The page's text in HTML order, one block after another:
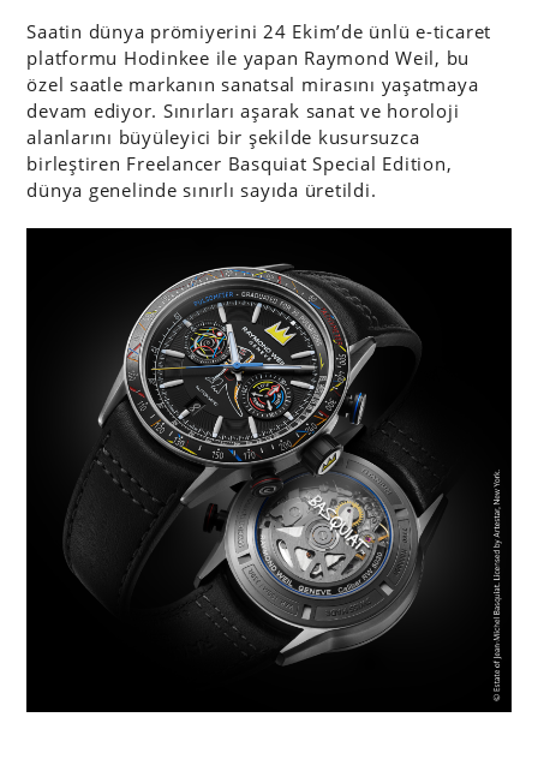
Saatin dünya prömiyerini 24 Ekim’de ünlü e-ticaret
platformu Hodinkee ile yapan Raymond Weil, bu
özel saatle markanın sanatsal mirasını yaşatmaya
devam ediyor. Sınırları aşarak sanat ve horoloji
alanlarını büyüleyici bir şekilde kusursuzca
birleştiren Freelancer Basquiat Special Edition,
dünya genelinde sınırlı sayıda üretildi.